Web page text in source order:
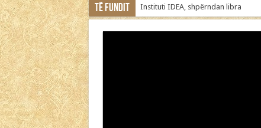
Të Fundit Instituti IDEA, shpërndan libra